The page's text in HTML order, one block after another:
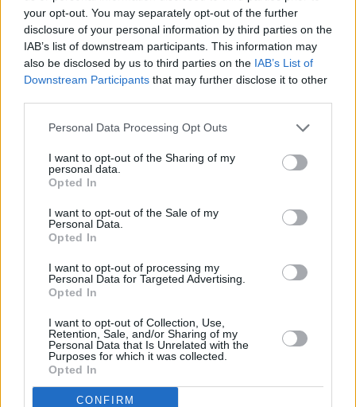
your opt-out. You may separately opt-out of the further
disclosure of your personal information by third parties on the
IAB’s list of downstream participants. This information may
also be disclosed by us to third parties on the IAB’s List of
Downstream Participants that may further disclose it to other
Personal Data Processing Opt Outs
I want to opt-out of the Sharing of my
personal data.
Opted In
I want to opt-out of the Sale of my
Personal Data.
Opted In
I want to opt-out of processing my
Personal Data for Targeted Advertising.
Opted In
I want to opt-out of Collection, Use,
Retention, Sale, and/or Sharing of my
Personal Data that Is Unrelated with the
Purposes for which it was collected.
Opted In
CONFIRM
recuperare sul portafoglio ordini ed essere pronto a settembre, il
49,9% dichiara che resterà chiuso per due settimane, il 12,5%, per
tre, e solo il 4,7% chiuderà per 4 settimane.
Il 56% delle imprese intervistate, per un valore pari a oltre 16
miliardi di euro, non ha chiesto una moratoria sui prestiti, e il 68%
non ha chiesto accesso al credito utilizzando gli strumenti del
lo ha fatto, ad aprile l’84% registrava difficoltà con le pratiche, ma la
percentuale scendeva al 60% a maggio. Massiccio invece l’utilizzo
un totale di 36.517 lavoratori. Quanto agli investimenti in sicurezza,
il 99% delle aziende ha dotato i dipendenti di Dispositivi di
97% assicura la pulizia e la sanificazione periodica degli ambienti.
Solo il il 9% degli associati ha invece fatto ricorso ai test sierologici
sui dipendenti, interessando 5.364 persone. Di queste e’ risultato
positivo lo 0,8% dei casi, che e’ stato poi sottoposto per verifiche al
tampone. A maggio – ha sottolineato Caiumi – contiamo in Emilia-
Romagna appena 10 contagi in 8 imprese, lo 0,02% dei quasi
58.000 addetti. Resta alta l’attenzione dei lavori sul fronte